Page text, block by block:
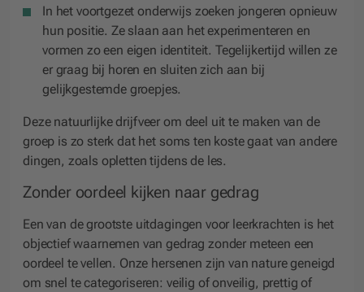
In het voortgezet onderwijs zoeken jongeren opnieuw
hun positie. Ze slaan aan het experimenteren en
vormen zo een eigen identiteit. Tegelijkertijd willen ze
er graag bij horen en sluiten zich aan bij
gelijkgestemde groepjes.
Deze natuurlijke drijfveer om deel uit te maken van de
groep is zo sterk dat het soms ten koste gaat van andere
dingen, zoals opletten tijdens de les.
Zonder oordeel kijken naar gedrag
Een van de grootste uitdagingen voor leerkrachten is het
objectief waarnemen van gedrag zonder meteen een
oordeel te vellen. Onze hersenen zijn van nature geneigd
om snel te categoriseren: veilig of onveilig, prettig of